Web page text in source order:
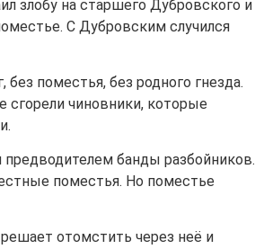
злобу на старшего Дубровского и
С Дубровским случился
поместья, без родного гнезда.
сгорели чиновники, которые
банды разбойников.
поместья. Но поместье
отомстить через неё и